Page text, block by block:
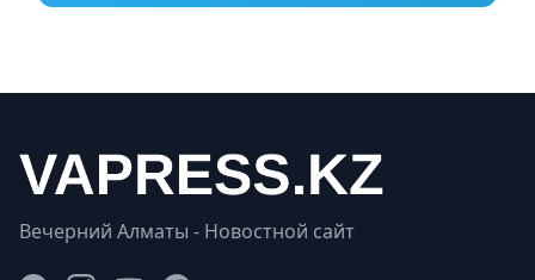
Вечерний Алматы - Новостной сайт